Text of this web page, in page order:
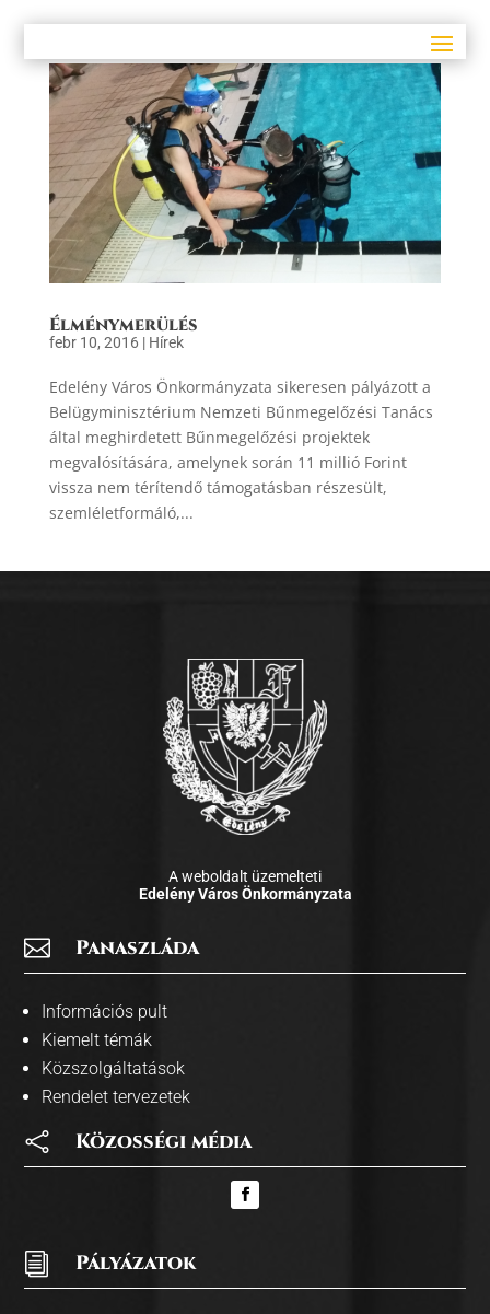
Élménymerülés
febr 10, 2016| Hírek
Edelény Város Önkormányzata sikeresen pályázott a
Belügyminisztérium Nemzeti Bűnmegelőzési Tanács
által meghirdetett Bűnmegelőzési projektek
megvalósítására, amelynek során 11 millió Forint
vissza nem térítendő támogatásban részesült,
szemléletformáló,...
A weboldalt üzemelteti
Edelény Város Önkormányzata
 Panaszláda
Információs pult
Kiemelt témák
Közszolgáltatások
Rendelet tervezetek
 Közosségi média
i Pályázatok